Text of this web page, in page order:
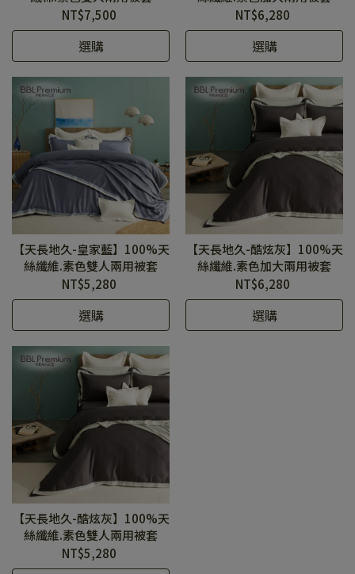
NT$7,500
選購
NT$6,280
選購
【天長地久-皇家藍】100%天
絲纖維.素色雙人兩用被套
NT$5,280
選購
【天長地久-酷炫灰】100%天
絲纖維.素色加大兩用被套
NT$6,280
選購
【天長地久-酷炫灰】100%天
絲纖維.素色雙人兩用被套
NT$5,280